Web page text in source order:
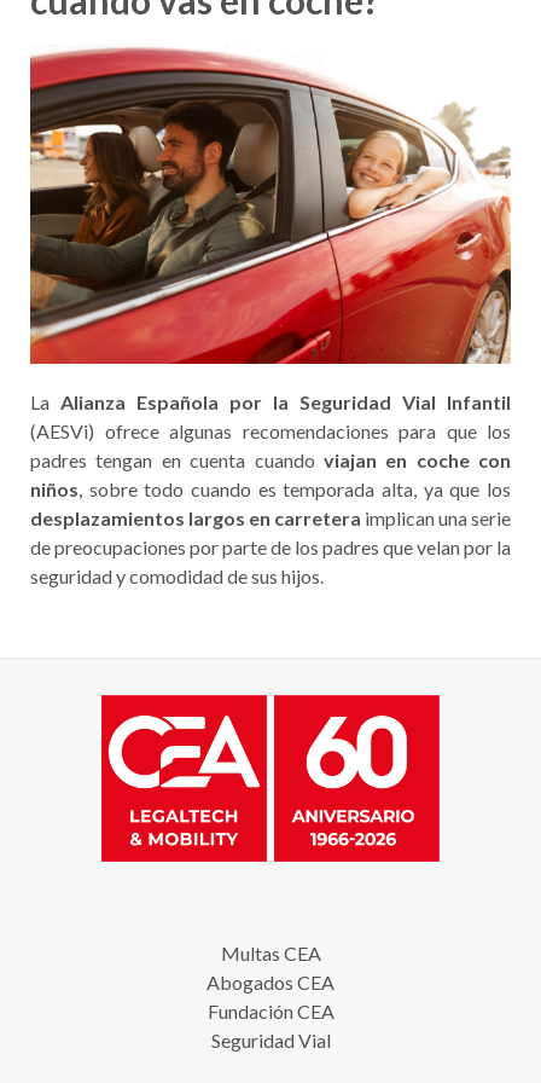
La Alianza Española por la Seguridad Vial Infantil
(AESVi) ofrece algunas recomendaciones para que los
padres tengan en cuenta cuando viajan en coche con
niños, sobre todo cuando es temporada alta, ya que los
desplazamientos largos en carretera implican una serie
de preocupaciones por parte de los padres que velan por la
seguridad y comodidad de sus hijos.
Multas CEA
Abogados CEA
Fundación CEA
Seguridad Vial